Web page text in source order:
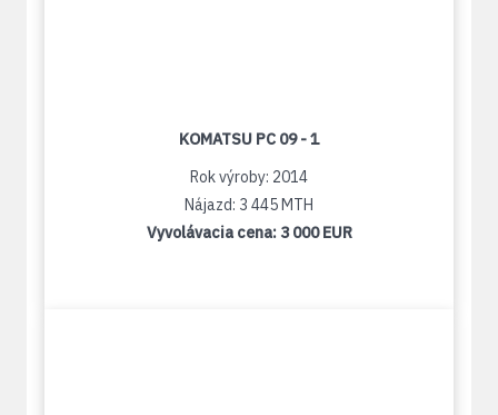
KOMATSU PC 09 - 1
Rok výroby: 2014
Nájazd: 3 445 MTH
Vyvolávacia cena: 3 000 EUR